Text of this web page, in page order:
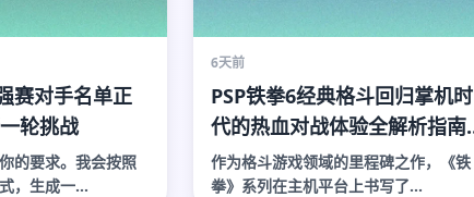
赛对手名单正
轮挑战
的要求。我会按照
，生成一...
6天前
PSP铁拳6经典格斗回归掌机时
代的热血对战体验全解析指南
深度
作为格斗游戏领域的里程碑之作，《铁
拳》系列在主机平台上书写了...